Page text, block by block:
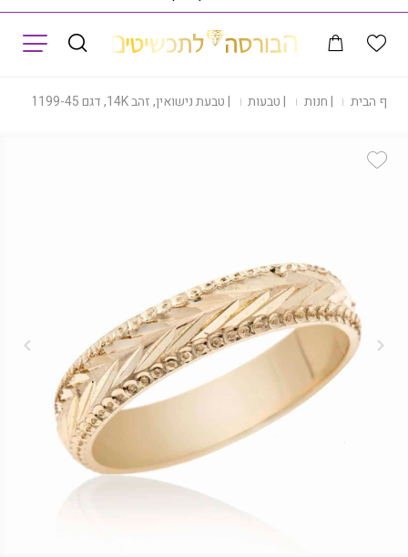
דף הבית |חנות |טבעות |טבעת נישואין, זהב 14K, דגם R1199-45